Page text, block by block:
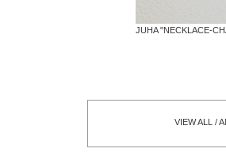
JUHA "NECKLACE-
VIEW ALL /